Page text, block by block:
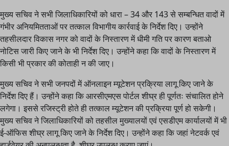
मुख्य सचिव ने सभी जिलाधिकारियों को धारा – 34 और 143 से सम्बन्धित वादों में
गंभीर अनियमितताओं पर तत्काल विभागीय कार्रवाई के निर्देश दिए। उन्होंने
तहसीलदार विकास नगर को वादों के निस्तारण में धीमी गति पर कारण बताओ
नोटिस जारी किए जाने के भी निर्देश दिए। उन्होंने कहा कि वादों के निस्तारण में
किसी भी प्रकार की कोताही न की जाए।
मुख्य सचिव ने सभी जनपदों में ऑनलाइन म्यूटेशन प्रक्रिया लागू किए जाने के
निर्देश दिए हैं। उन्होंने कहा कि आरसीएमएस पोर्टल शीघ्र ही पूर्णतः संचालित होने
लगेगा। इससे रजिस्ट्री होते ही तत्काल म्यूटेशन की प्रक्रिया पूर्ण हो सकेगी।
मुख्य सचिव ने जिलाधिकारियों को तहसील मुख्यालयों एवं एसडीएम कार्यालयों में भी
ई-ऑफिस शीघ्र लागू किए जाने के निर्देश दिए। उन्होंने कहा कि जहां नेटवर्क एवं